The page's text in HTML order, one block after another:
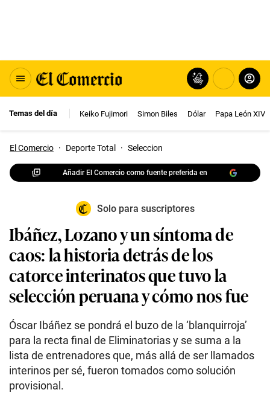
Temas del día Keiko Fujimori Simon Biles Dólar Papa León XIV
El Comercio · Deporte Total · Seleccion
Añadir El Comercio como fuente preferida en
Solo para suscriptores
Ibáñez, Lozano y un síntoma de
caos: la historia detrás de los
catorce interinatos que tuvo la
selección peruana y cómo nos fue
Óscar Ibáñez se pondrá el buzo de la ‘blanquirroja’
para la recta final de Eliminatorias y se suma a la
lista de entrenadores que, más allá de ser llamados
interinos per sé, fueron tomados como solución
provisional.